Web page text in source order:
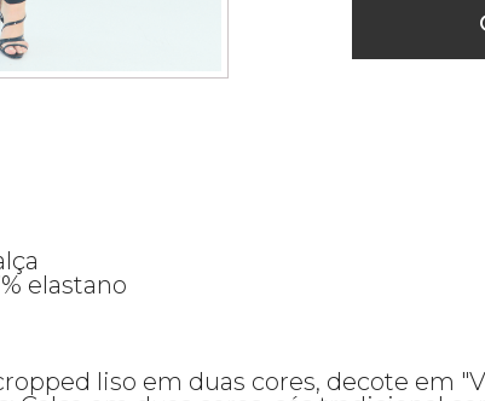
elastano
liso em duas cores, decote em